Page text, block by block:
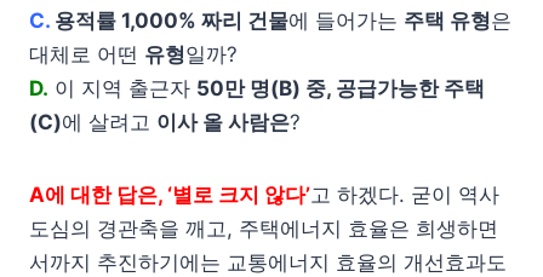
C. 용적률 1,000% 짜리 건물에 들어가는 주택 유형은
대체로 어떤 유형일까?
D. 이 지역 출근자 50만 명(B) 중, 공급가능한 주택
(C)에 살려고 이사 올 사람은?
A에 대한 답은, ‘별로 크지 않다’고 하겠다. 굳이 역사
도심의 경관축을 깨고, 주택에너지 효율은 희생하면
서까지 추진하기에는 교통에너지 효율의 개선효과도